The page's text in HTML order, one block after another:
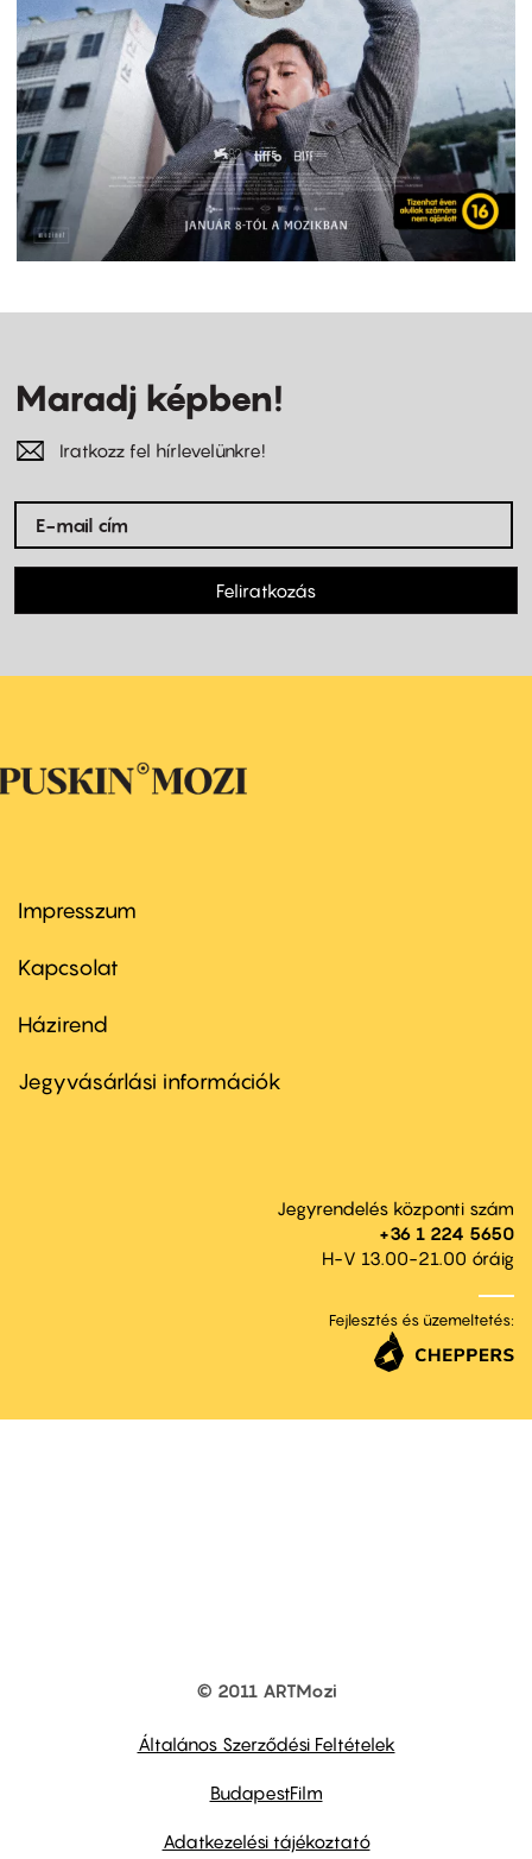
Maradj képben!
Iratkozz fel hírlevelünkre!
Feliratkozás
Footer
first
Impresszum
Kapcsolat
Footer
second
Házirend
Jegyvásárlási információk
Jegyrendelés központi szám
+36 1 224 5650
H-V 13.00-21.00 óráig
Fejlesztés és üzemeltetés:
© 2011 ARTMozi
Általános Szerződési Feltételek
BudapestFilm
Adatkezelési tájékoztató